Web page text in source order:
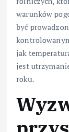
warunków
być
jak
jest
roku.